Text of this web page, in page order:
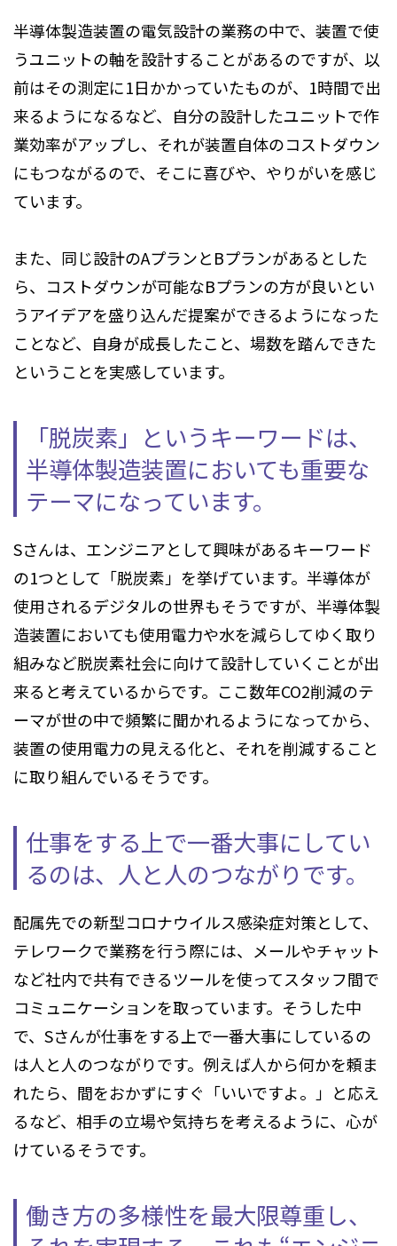
半導体製造装置の電気設計の業務の中で、装置で使
うユニットの軸を設計することがあるのですが、以
前はその測定に1日かかっていたものが、1時間で出
来るようになるなど、自分の設計したユニットで作
業効率がアップし、それが装置自体のコストダウン
にもつながるので、そこに喜びや、やりがいを感じ
ています。
また、同じ設計のAプランとBプランがあるとした
ら、コストダウンが可能なBプランの方が良いとい
うアイデアを盛り込んだ提案ができるようになった
ことなど、自身が成長したこと、場数を踏んできた
ということを実感しています。
「脱炭素」というキーワードは、
半導体製造装置においても重要な
テーマになっています。
Sさんは、エンジニアとして興味があるキーワード
の1つとして「脱炭素」を挙げています。半導体が
使用されるデジタルの世界もそうですが、半導体製
造装置においても使用電力や水を減らしてゆく取り
組みなど脱炭素社会に向けて設計していくことが出
来ると考えているからです。ここ数年CO2削減のテ
ーマが世の中で頻繁に聞かれるようになってから、
装置の使用電力の見える化と、それを削減すること
に取り組んでいるそうです。
仕事をする上で一番大事にしてい
るのは、 人と人のつながりです。
配属先での新型コロナウイルス感染症対策として、
テレワークで業務を行う際には、メールやチャット
など社内で共有できるツールを使ってスタッフ間で
コミュニケーションを取っています。そうした中
で、Sさんが仕事をする上で一番大事にしているの
は人と人のつながりです。例えば人から何かを頼ま
れたら、間をおかずにすぐ「いいですよ。」と応え
るなど、相手の立場や気持ちを考えるように、心が
けているそうです。
働き方の多様性を最大限尊重し、